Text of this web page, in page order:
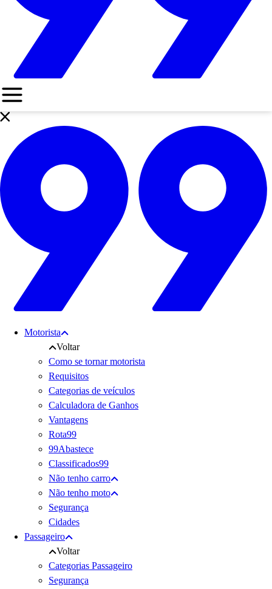
Motorista
Voltar
Como se tornar motorista
Requisitos
Categorias de veículos
Calculadora de Ganhos
Vantagens
Rota99
99Abastece
Classificados99
Não tenho carro
Não tenho moto
Segurança
Cidades
Passageiro
Voltar
Categorias Passageiro
Segurança